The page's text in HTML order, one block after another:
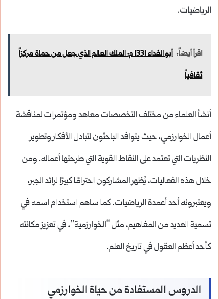
الرياضيات.
اقرأ أيضاً:
أبو الفداء 1331 م: الملك العالم الذي جعل من حماة مركزاً
ثقافياً
أنشأ العلماء من مختلف التخصصات معاهد ومؤتمرات لمناقشة
أعمال الخوارزمي، حيث يتوافد الباحثون لتبادل الأفكار وتطوير
النظريات التي تعتمد على النقاط القوية التي طرحتها أعماله. ومن
خلال هذه الفعاليات، يُظهر المشاركون احترامًا كبيرًا لرائد الجبر،
ويعتبرونه أحد أعمدة الرياضيات. كما ساهم استخدام اسمه في
تسمية العديد من المفاهيم، مثل “الخوارزمية”، في تعزيز مكانته
كأحد أعظم العقول في تاريخ العلم.
الدروس المستفادة من حياة الخوارزمي